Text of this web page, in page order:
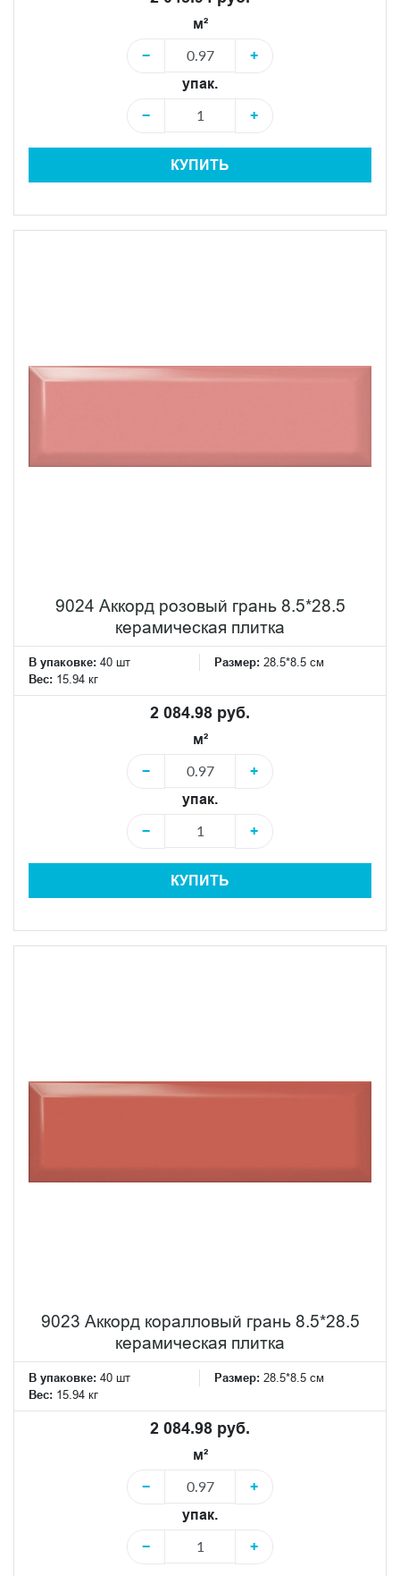
м²
−
+
упак.
−
+
КУПИТЬ
9024 Аккорд розовый грань 8.5*28.5
керамическая плитка
В упаковке: 40 шт Размер: 28.5*8.5 см
Вес: 15.94 кг
2 084.98 руб.
м²
−
+
упак.
−
+
КУПИТЬ
9023 Аккорд коралловый грань 8.5*28.5
керамическая плитка
В упаковке: 40 шт Размер: 28.5*8.5 см
Вес: 15.94 кг
2 084.98 руб.
м²
−
+
упак.
−
+